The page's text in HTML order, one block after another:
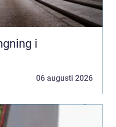
i
06 augusti 2026